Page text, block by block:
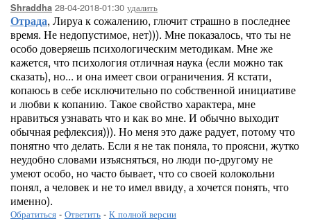
Shraddha 28-04-2018-01:30 удалить
Отрада, Лируа к сожалению, глючит страшно в последнее
время. Не недопустимое, нет))). Мне показалось, что ты не
особо доверяешь психологическим методикам. Мне же
кажется, что психология отличная наука (если можно так
сказать), но... и она имеет свои ограничения. Я кстати,
копаюсь в себе исключительно по собственной инициативе
и любви к копанию. Такое свойство характера, мне
нравиться узнавать что и как во мне. И обычно выходит
обычная рефлексия))). Но меня это даже радует, потому что
понятно что делать. Если я не так поняла, то проясни, жутко
неудобно словами изъясняться, но люди по-другому не
умеют особо, но часто бывает, что со своей колокольни
понял, а человек и не то имел ввиду, а хочется понять, что
именно).
Обратиться - Ответить - К полной версии